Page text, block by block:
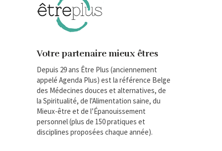
Votre partenaire mieux êtres
Depuis 29 ans Être Plus (anciennement
appelé Agenda Plus) est la référence Belge
des Médecines douces et alternatives, de
la Spiritualité, de l'Alimentation saine, du
Mieux-être et de l’Épanouissement
personnel (plus de 150 pratiques et
disciplines proposées chaque année).